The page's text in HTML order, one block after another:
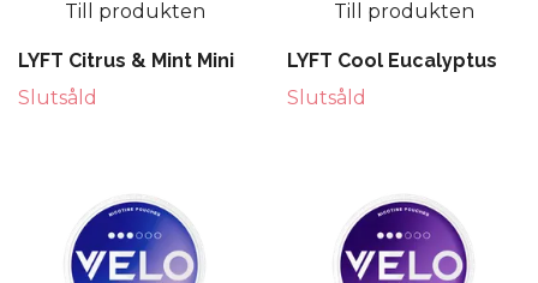
Till produkten
LYFT Citrus & Mint Mini
Slutsåld
Till produkten
LYFT Cool Eucalyptus
Slutsåld